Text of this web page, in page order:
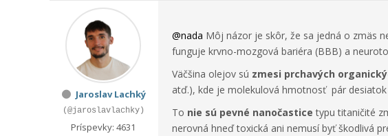
Jaroslav Lachký
(@jaroslavlachky)
Príspevky: 4631
@nada Môj názor je skôr, že sa jedná o zmäs
funguje krvno-mozgová bariéra (BBB) a
Väčšina olejov sú zmesi prchavých
atď.), kde je molekulová hmotnosť pár
To nie sú pevné nanočastice typu titaničité
nerovná hneď toxická ani nemusí byť škodlivá